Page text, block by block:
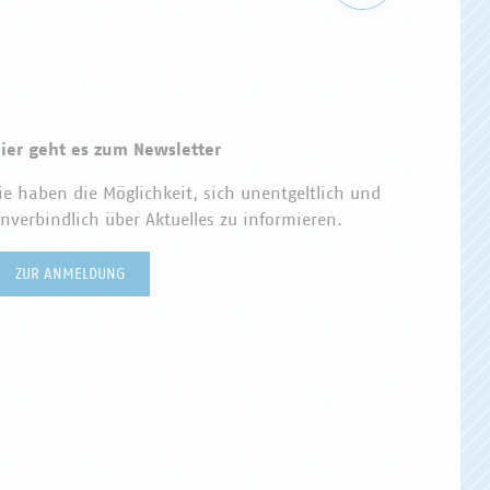
geht es zum Newsletter
haben die Möglichkeit, sich unentgeltlich und
über Aktuelles zu informieren.
ZUR ANMELDUNG